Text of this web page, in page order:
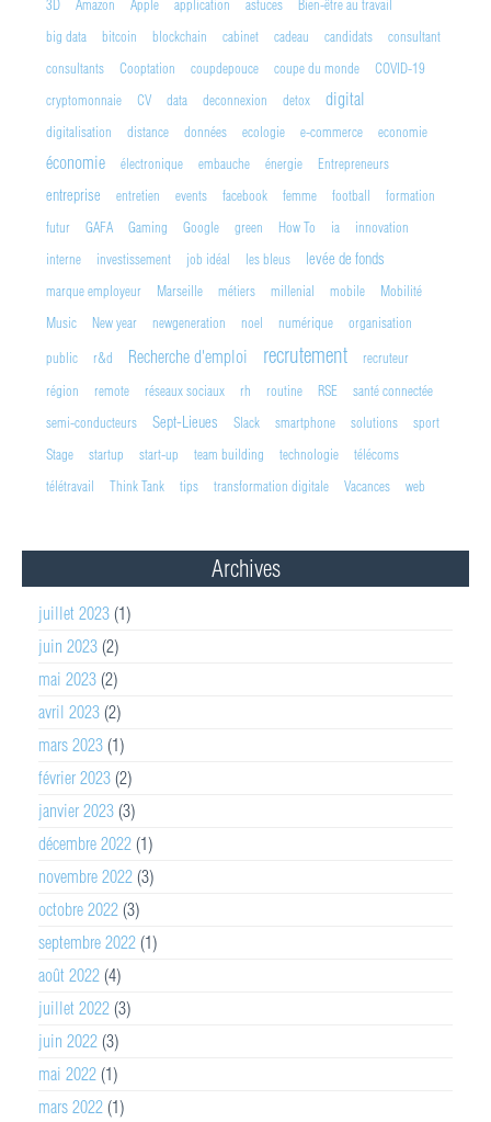
3D Amazon Apple application astuces
Bien-être au travail
big data
bitcoin blockchain cabinet cadeau candidats
consultant
consultants
Cooptation coupdepouce coupe du monde
COVID-19
cryptomonnaie
CV data deconnexion detox digital
digitalisation distance données ecologie e-commerce economie
économie électronique embauche énergie Entrepreneurs
entreprise entretien events facebook femme football
formation
futur
GAFA Gaming Google green How To ia
innovation
interne
investissement job idéal les bleus levée de fonds
marque employeur Marseille métiers millenial mobile
Mobilité
Music
New year newgeneration noel numérique
organisation
public
r&d Recherche d'emploi recrutement
recruteur
région
remote réseaux sociaux rh routine RSE
santé connectée
semi-conducteurs
Sept-Lieues Slack smartphone solutions
sport
Stage
startup start-up team building technologie
télécoms
télétravail
Think Tank tips transformation digitale Vacances web
Archives
juillet 2023 (1)
juin 2023 (2)
mai 2023 (2)
avril 2023 (2)
mars 2023 (1)
février 2023 (2)
janvier 2023 (3)
décembre 2022 (1)
novembre 2022 (3)
octobre 2022 (3)
septembre 2022 (1)
août 2022 (4)
juillet 2022 (3)
juin 2022 (3)
mai 2022 (1)
mars 2022 (1)